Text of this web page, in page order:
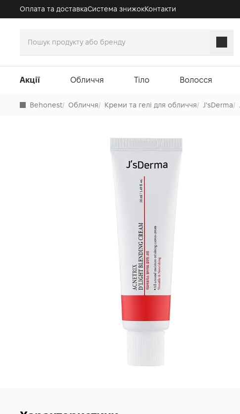
Оплата та доставкаСистема знижокКонтакти
Акції Обличчя Тіло Волосся
Behonest/ Обличчя/ Креми та гелі для обличчя/ J'sDerma/